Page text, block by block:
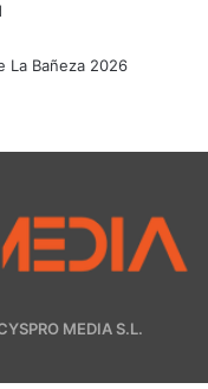
La Bañeza 2026
MEDIA S.L.